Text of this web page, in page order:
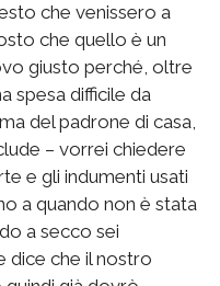
che venissero a
che quello è un
giusto perché, oltre
spesa difficile da
del padrone di casa,
– vorrei chiedere
e gli indumenti usati
a quando non è stata
a secco sei
dice che il nostro